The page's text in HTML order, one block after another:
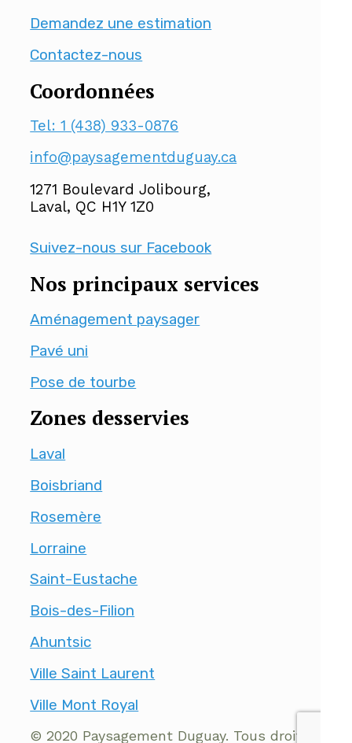
Demandez une estimation
Contactez-nous
Coordonnées
Tel: 1 (438) 933-0876
info@paysagementduguay.ca
1271 Boulevard Jolibourg,
Laval, QC H1Y 1Z0
Suivez-nous sur Facebook
Nos principaux services
Aménagement paysager
Pavé uni
Pose de tourbe
Zones desservies
Laval
Boisbriand
Rosemère
Lorraine
Saint-Eustache
Bois-des-Filion
Ahuntsic
Ville Saint Laurent
Ville Mont Royal
© 2020 Paysagement Duguay. Tous droits